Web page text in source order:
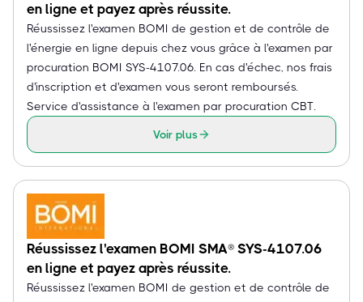
en ligne et payez après réussite.
Réussissez l'examen BOMI de gestion et de contrôle de
l'énergie en ligne depuis chez vous grâce à l'examen par
procuration BOMI SYS-4107.06. En cas d'échec, nos frais
d'inscription et d'examen vous seront remboursés.
Service d'assistance à l'examen par procuration CBT.
Voir plus
Réussissez l'examen BOMI SMA® SYS-4107.06
en ligne et payez après réussite.
Réussissez l'examen BOMI de gestion et de contrôle de